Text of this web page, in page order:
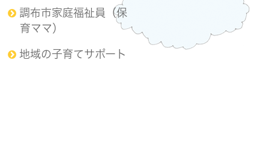
調布市家庭福祉員（保
育ママ）
地域の子育てサポート